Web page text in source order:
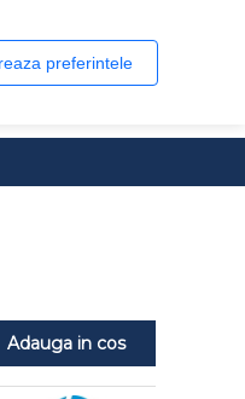
Administreaza preferintele
0 produs(e)
Adauga in cos